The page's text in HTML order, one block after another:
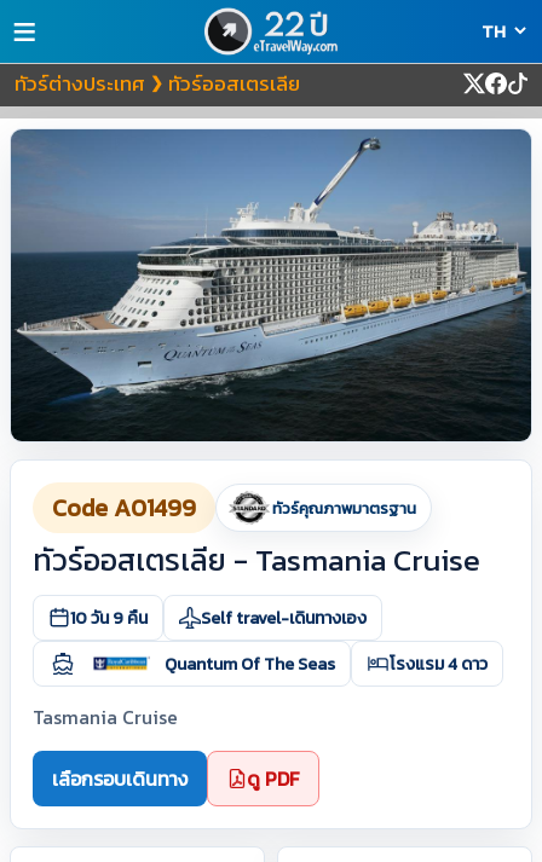
≡
ทัวร์ต่างประเทศ ❯ ทัวร์ออสเตรเลีย
Code A01499 ทัวร์คุณภาพมาตรฐาน
ทัวร์ออสเตรเลีย - Tasmania Cruise
10 วัน 9 คืน
Self travel-เดินทางเอง
Quantum Of The Seas
โรงแรม 4 ดาว
Tasmania Cruise
เลือกรอบเดินทาง ดู PDF